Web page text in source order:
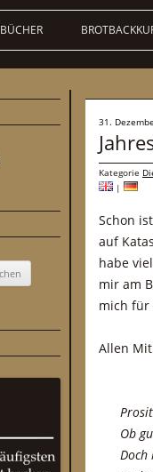
BÜCHER
31.
Kategorie
|
Schon
auf
habe
mir am
mich für
Allen
Ob
Doch